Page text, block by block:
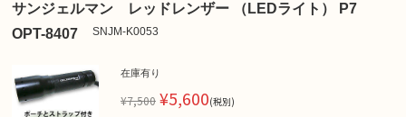
サンジェルマン レッドレンザー （LEDライト） P7
OPT-8407
SNJM-K0053
在庫有り
¥7,500 ¥5,600(税別)